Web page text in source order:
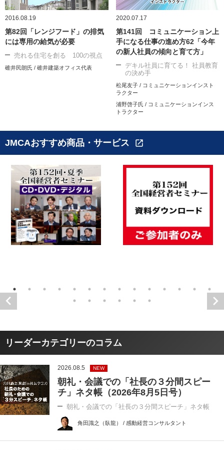
2016.08.19
第82回「レンジフード」の排気
には専用の給気が必要
売れる住宅を創る 100の視点
碓井民朗氏 / 碓井建築オフィス代表
2020.07.17
第141回 コミュニケーション上
手になる仕事の進め方62「今年
の新人社員の傾向と育て方」
デキル社員に育てる！ 社員教育
の決め手
松尾友子 / コミュニケーションインスト
ラクター
浦野啓子氏 / コミュニケーションインス
トラクター
JMCAおすすめ商品・サービス open_in_new
リーダーカテゴリーのコラム
2026.08.5 NEW
朝礼・会議での「社長の３分間スピー
チ」ネタ帳（2026年8月5日号）
朝礼・会議での「社長の３分間スピーチ」ネタ帳
角田識之（臥龍） / 感動経営コンサルタント